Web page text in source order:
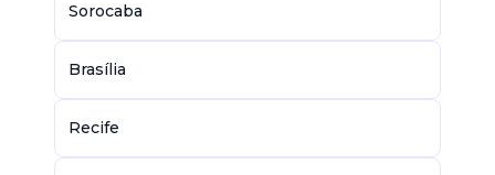
Sorocaba
Brasília
Recife